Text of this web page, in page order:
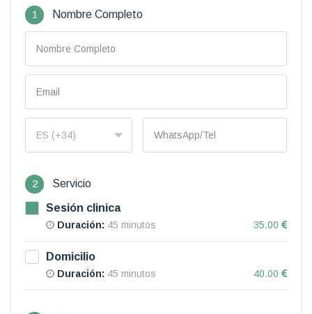
1 Nombre Completo
2 Servicio
Sesión clinica
Duración: 45 minutos 35.00
Domicilio
Duración: 45 minutos 40.00